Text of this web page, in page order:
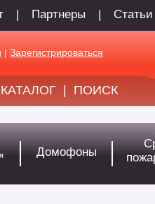
| Партнеры | Статьи
| Зарегистрироваться
КАТАЛОГ ПОИСК
Домофоны